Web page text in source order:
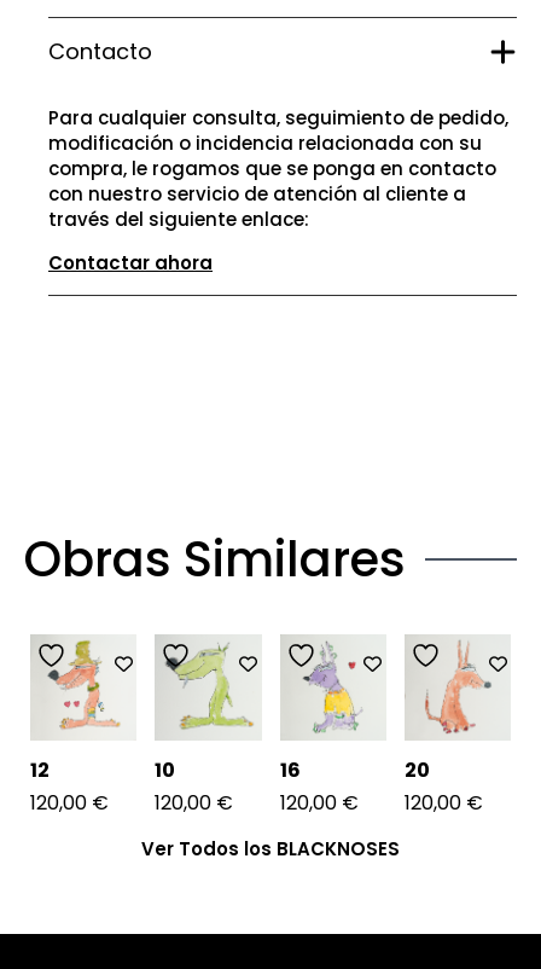
Contacto
Para cualquier consulta, seguimiento de pedido,
modificación o incidencia relacionada con su
compra, le rogamos que se ponga en contacto
con nuestro servicio de atención al cliente a
través del siguiente enlace:
Contactar ahora
Obras Similares
12
120,00 €
10
120,00 €
16
120,00 €
20
120,00 €
Ver Todos los BLACKNOSES